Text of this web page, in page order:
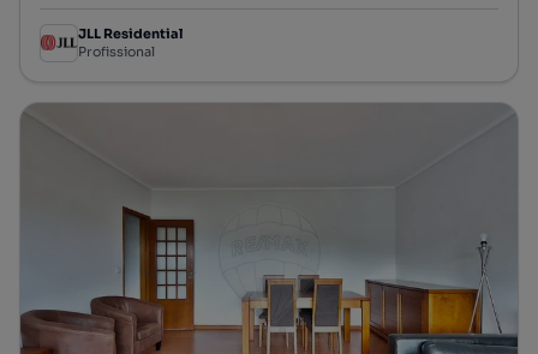
JLL Residential
Profissional